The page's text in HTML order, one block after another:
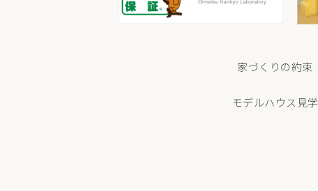
家づくりの約束
モデルハウス見学